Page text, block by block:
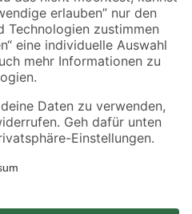
Die dargestellten Angebote sind unter
Die angegebenen Verfügbarkeiten beziehen
toom Baumarkt. Alle Angebote und
nicht für Artikel mit Speditionsversand, hier